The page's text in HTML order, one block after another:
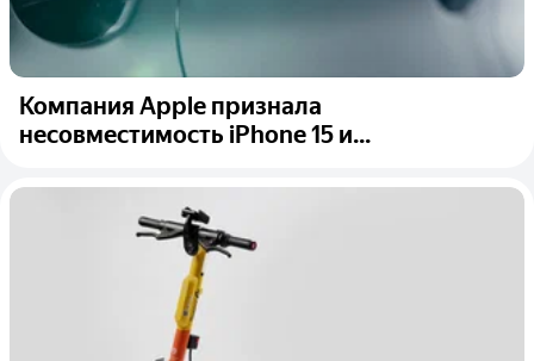
Компания Apple признала
несовместимость iPhone 15 и...